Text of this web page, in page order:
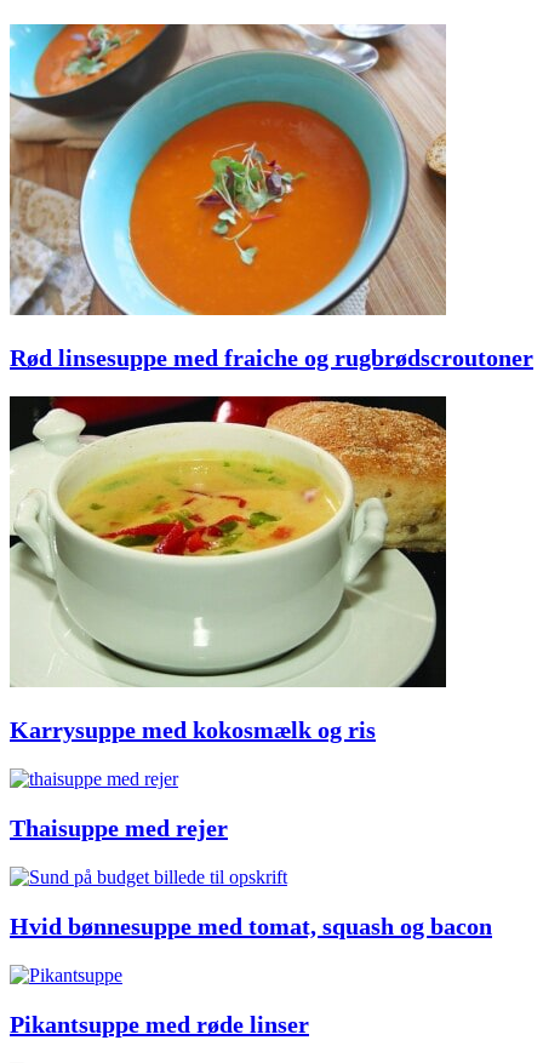
Rød linsesuppe med fraiche og rugbrødscroutoner
Karrysuppe med kokosmælk og ris
Thaisuppe med rejer
Hvid bønnesuppe med tomat, squash og bacon
Pikantsuppe med røde linser